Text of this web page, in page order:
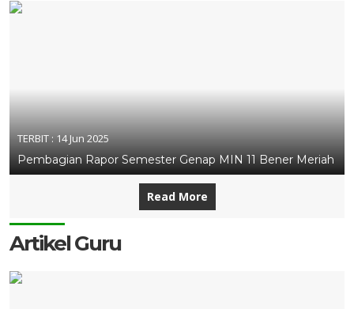
TERBIT : 14 Jun 2025
Pembagian Rapor Semester Genap MIN 11 Bener Meriah
Read More
Artikel Guru